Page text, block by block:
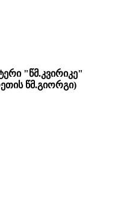
"წმ.კვირიკე"
წმ.გიორგი)